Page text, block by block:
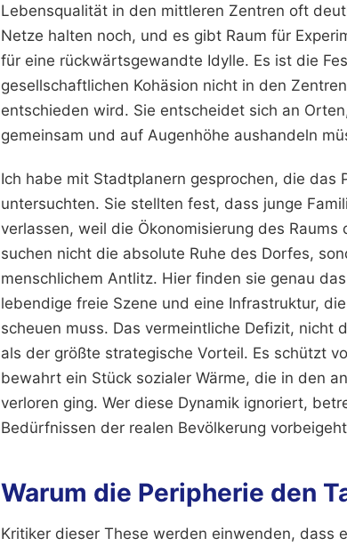
Lebensqualität in den mittleren Zentren oft
Netze halten noch, und es gibt Raum für
für eine rückwärtsgewandte Idylle. Es ist die
gesellschaftlichen Kohäsion nicht in den
entschieden wird. Sie entscheidet sich an
gemeinsam und auf Augenhöhe aushandeln
Ich habe mit Stadtplanern gesprochen, die das
untersuchten. Sie stellten fest, dass junge
verlassen, weil die Ökonomisierung des
suchen nicht die absolute Ruhe des Dorfes,
menschlichem Antlitz. Hier finden sie genau
lebendige freie Szene und eine Infrastruktur,
scheuen muss. Das vermeintliche Defizit, nicht
als der größte strategische Vorteil. Es schützt
bewahrt ein Stück sozialer Wärme, die in den
verloren ging. Wer diese Dynamik ignoriert,
Bedürfnissen der realen Bevölkerung
Warum die Peripherie den
Kritiker dieser These werden einwenden, dass